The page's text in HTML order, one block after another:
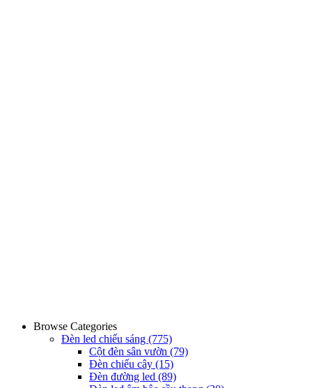
Browse Categories
Đèn led chiếu sáng (775)
Cột đèn sân vườn (79)
Đèn chiếu cây (15)
Đèn đường led (89)